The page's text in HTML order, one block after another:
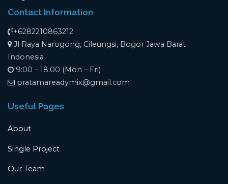
Contact Information
+6282210863212
Jl Raya Narogong, Cileungsi, Bogor Jawa Barat
Indonesia
9:00 – 18:00 (Mon – Fri)
pratamareadymix@gmail.com
Useful Pages
About
Single Project
Our Team